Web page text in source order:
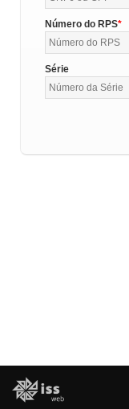
Número do RPS
Série